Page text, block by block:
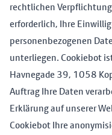
rechtlichen Verpflichtung
erforderlich, Ihre
personenbezogenen
unterliegen. Cookiebot
Havnegade 39, 1058
Auftrag Ihre Daten
Erklärung auf unserer
Cookiebot Ihre